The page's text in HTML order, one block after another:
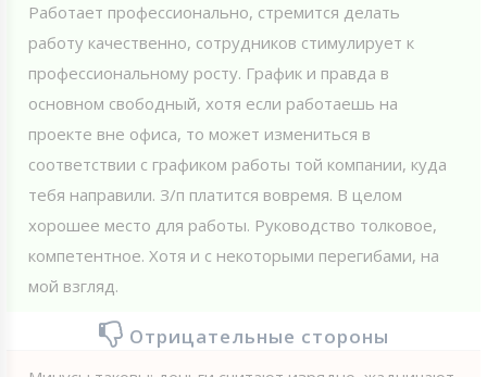
Работает профессионально, стремится делать
работу качественно, сотрудников стимулирует к
профессиональному росту. График и правда в
основном свободный, хотя если работаешь на
проекте вне офиса, то может измениться в
соответствии с графиком работы той компании, куда
тебя направили. З/п платится вовремя. В целом
хорошее место для работы. Руководство толковое,
компетентное. Хотя и с некоторыми перегибами, на
мой взгляд.
Отрицательные стороны